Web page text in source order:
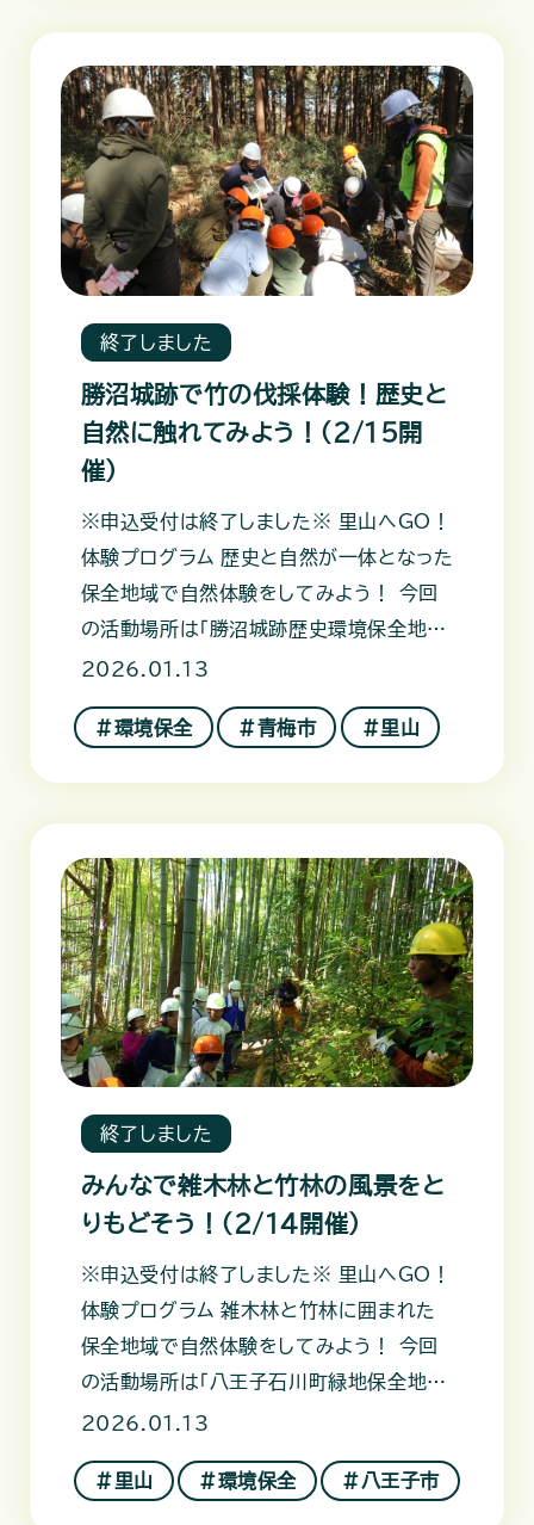
終了しました
勝沼城跡で竹の伐採体験！歴史と
自然に触れてみよう！（2/15開
催）
※申込受付は終了しました※ 里山へGO！
体験プログラム 歴史と自然が一体となった
保全地域で自然体験をしてみよう！ 今回
の活動場所は「勝沼城跡歴史環境保全地
域」です。ここは、アカマツ林
2026.01.13
＃環境保全 ＃青梅市 ＃里山
終了しました
みんなで雑木林と竹林の風景をと
りもどそう！（2/14開催）
※申込受付は終了しました※ 里山へGO！
体験プログラム 雑木林と竹林に囲まれた
保全地域で自然体験をしてみよう！ 今回
の活動場所は「八王子石川町緑地保全地
域」です。ここは、八王子市の北
2026.01.13
＃里山 ＃環境保全 ＃八王子市